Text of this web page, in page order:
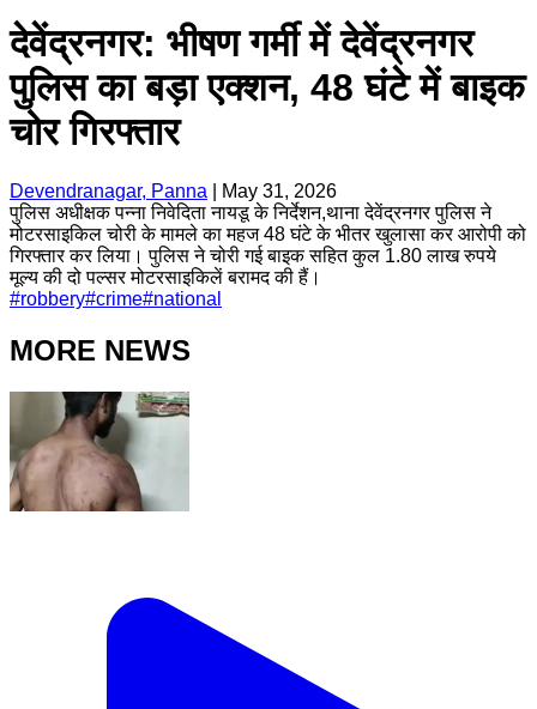
देवेंद्रनगर: भीषण गर्मी में देवेंद्रनगर
पुलिस का बड़ा एक्शन, 48 घंटे में बाइक
चोर गिरफ्तार
Devendranagar, Panna
May 31, 2026
पुलिस अधीक्षक पन्ना निवेदिता नायडू के निर्देशन,थाना देवेंद्रनगर पुलिस ने
मोटरसाइकिल चोरी के मामले का महज 48 घंटे के भीतर खुलासा कर आरोपी को
गिरफ्तार कर लिया। पुलिस ने चोरी गई बाइक सहित कुल 1.80 लाख रुपये
मूल्य की दो पल्सर मोटरसाइकिलें बरामद की हैं।
#robbery#crime#national
MORE NEWS